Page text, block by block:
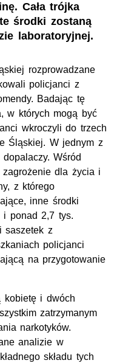
Cała trójka
środki zostaną
laboratoryjnej.
rozprowadzane
policjanci z
Badając tę
w których mogą być
wkroczyli do trzech
Śląskiej. W jednym z
Wśród
zagrożenie dla życia i
z którego
inne środki
i ponad 2,7 tys.
saszetek z
policjanci
na przygotowanie
kobietę i dwóch
zatrzymanym
narkotyków.
analizie w
składu tych